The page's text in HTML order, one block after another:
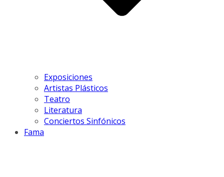
Exposiciones
Artistas Plásticos
Teatro
Literatura
Conciertos Sinfónicos
Fama